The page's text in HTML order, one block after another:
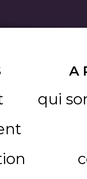
A
qui